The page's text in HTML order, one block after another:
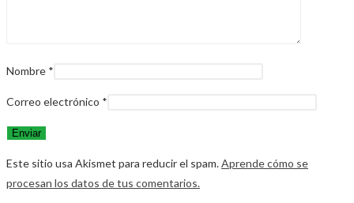
Nombre *
Correo electrónico *
Este sitio usa Akismet para reducir el spam.Aprende cómo se
procesan los datos de tus comentarios.